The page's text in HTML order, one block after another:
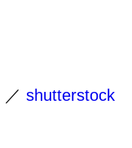
／ shutterstock